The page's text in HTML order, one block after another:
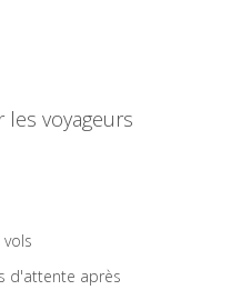
les voyageurs
d'attente après